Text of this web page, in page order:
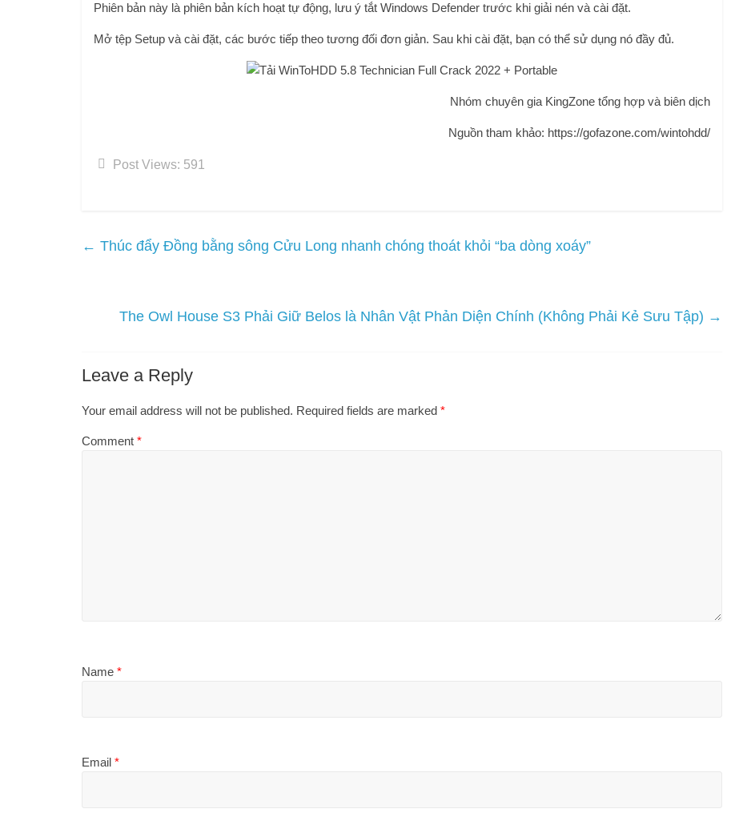
Phiên bản này là phiên bản kích hoạt tự động, lưu ý tắt Windows Defender trước khi giải nén và cài đặt.
Mở tệp Setup và cài đặt, các bước tiếp theo tương đối đơn giản. Sau khi cài đặt, bạn có thể sử dụng nó đầy đủ.
Nhóm chuyên gia KingZone tổng hợp và biên dịch
Nguồn tham khảo: https://gofazone.com/wintohdd/
Post Views: 591
← Thúc đẩy Đồng bằng sông Cửu Long nhanh chóng thoát khỏi “ba dòng xoáy”
The Owl House S3 Phải Giữ Belos là Nhân Vật Phản Diện Chính (Không Phải Kẻ Sưu Tập) →
Leave a Reply
Your email address will not be published. Required fields are marked *
Comment *
Name *
Email *